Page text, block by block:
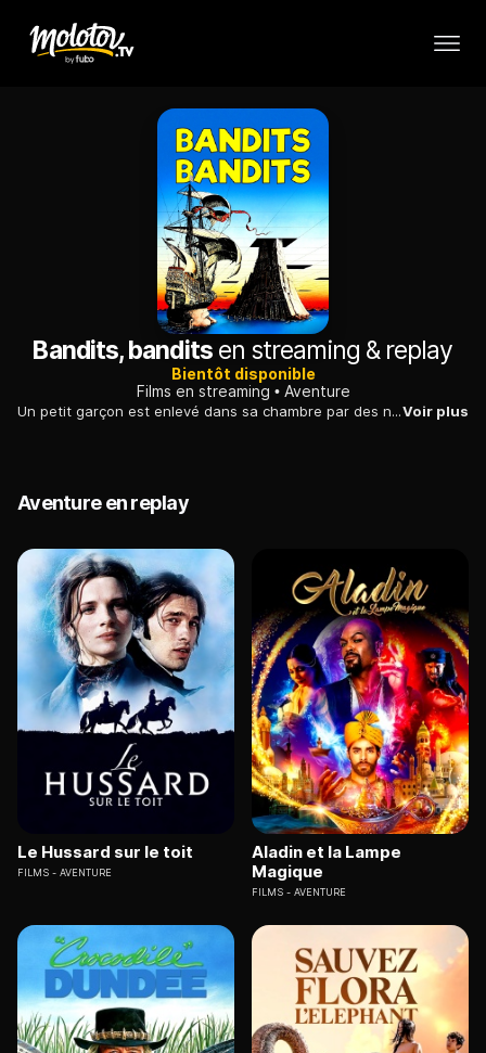
Bandits, banditsen streaming & replay
Bientôt disponible
Films en streaming
Aventure
Un petit garçon est enlevé dans sa chambre par des nains venus d'un autre monde, qui l'entraînent dans des aventures extraordinaires à travers le temps.Voir plus
Aventure en replay
Le Hussard sur le toit
FILMS AVENTURE
Aladin et la Lampe
Magique
FILMS AVENTURE